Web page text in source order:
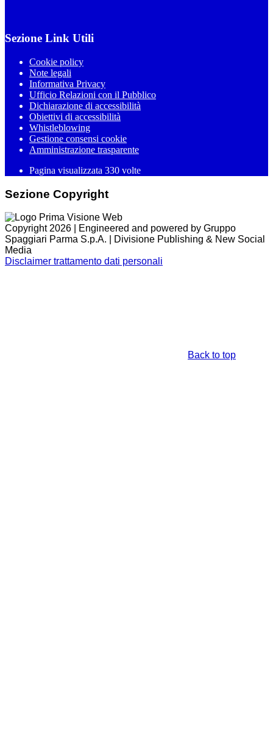
Sezione Link Utili
Cookie policy
Note legali
Informativa Privacy
Ufficio Relazioni con il Pubblico
Dichiarazione di accessibilità
Obiettivi di accessibilità
Whistleblowing
Gestione consensi cookie
Amministrazione trasparente
Pagina visualizzata 330 volte
Sezione Copyright
Copyright 2026 | Engineered and powered by Gruppo
Spaggiari Parma S.p.A. | Divisione Publishing & New Social
Media
Disclaimer trattamento dati personali
Back to top